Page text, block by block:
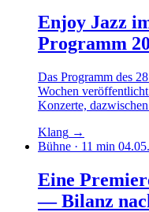
Enjoy Jazz
Programm
Das Programm des
Wochen
Konzerte,
Klang →
Bühne · 11 min
Eine
— Bilanz